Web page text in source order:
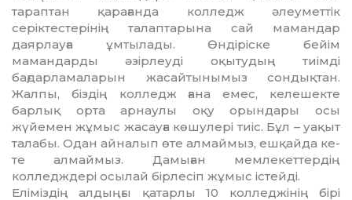
тараптан қарағанда колледж әлеуметтік
серіктестерінің талаптарына сай мамандар
даярлауға ұмтылады. Өндіріске бейім
мамандарды әзірлеуді оқытудың тиімді
бағдарламаларын жасайтынымыз сон­дықтан.
Жалпы, біздің колледж ғана емес, келешекте
барлық орта арнаулы оқу орындары осы
жүйемен жұмыс жа­сау­ға көшулері тиіс. Бұл – уақыт
талабы. Одан айналып өте алмаймыз, ешқайда ке­
те алмаймыз. Дамыған мемлекеттердің
колледждері осылай бірлесіп жұмыс іс­тейді.
Еліміздің алдыңғы қатарлы 10 коллед­жінің бірі